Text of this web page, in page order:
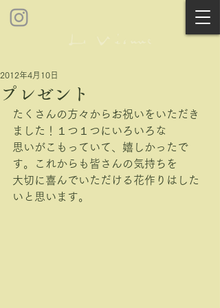
プレゼント
2012年4月10日
たくさんの方々からお祝いをいただき
ました！１つ１つにいろいろな
思いがこもっていて、嬉しかったで
す。これからも皆さんの気持ちを
大切に喜んでいただける花作りはした
いと思います。